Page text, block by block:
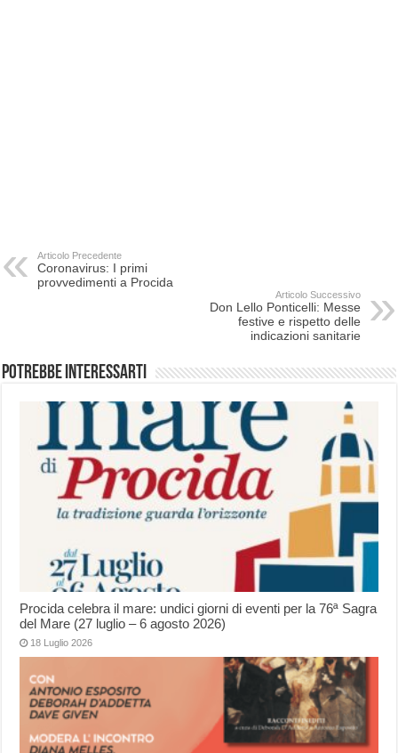
Articolo Precedente
Coronavirus: I primi
provvedimenti a Procida
Articolo Successivo
Don Lello Ponticelli: Messe
festive e rispetto delle
indicazioni sanitarie
Potrebbe interessarti
Procida celebra il mare: undici giorni di eventi per la 76ª Sagra
del Mare (27 luglio – 6 agosto 2026)
18 Luglio 2026